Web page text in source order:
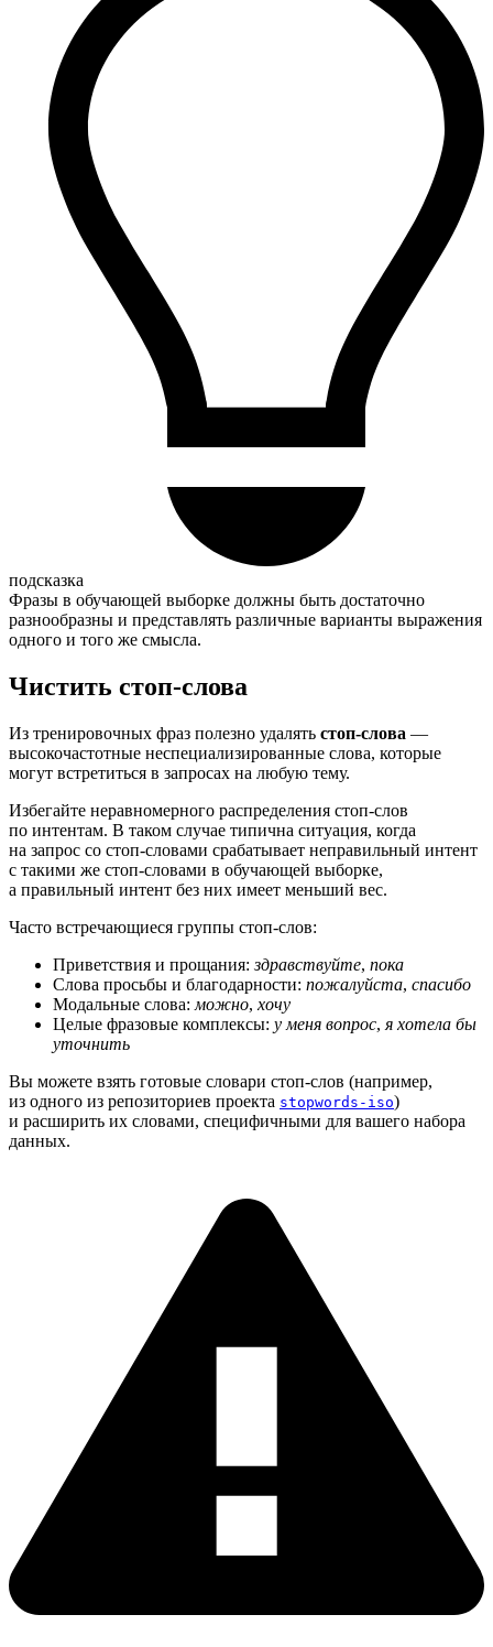
подсказка
Фразы в обучающей выборке должны быть достаточно
разнообразны и представлять различные варианты выражения
одного и того же смысла.
Чистить стоп-слова
Из тренировочных фраз полезно удалять стоп-слова —
высокочастотные неспециализированные слова, которые
могут встретиться в запросах на любую тему.
Избегайте неравномерного распределения стоп-слов
по интентам. В таком случае типична ситуация, когда
на запрос со стоп-словами срабатывает неправильный интент
с такими же стоп-словами в обучающей выборке,
а правильный интент без них имеет меньший вес.
Часто встречающиеся группы стоп-слов:
Приветствия и прощания:здравствуйте, пока
Слова просьбы и благодарности: пожалуйста, спасибо
Модальные слова: можно, хочу
Целые фразовые комплексы: у меня вопрос, я хотела бы
уточнить
Вы можете взять готовые словари стоп-слов (например,
из одного из репозиториев проекта stopwords-iso)
и расширить их словами, специфичными для вашего набора
данных.